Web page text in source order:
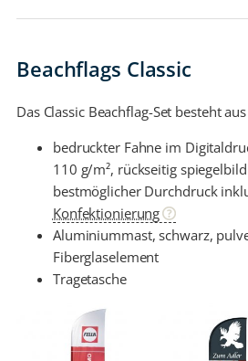
Beachflags Classic
Das Classic Beachflag-Set besteht aus
bedruckter Fahne im
110 g/m², rückseitig
bestmöglicher Durchdruck
Konfektionierung
Aluminiummast, schwarz,
Fiberglaselement
Tragetasche